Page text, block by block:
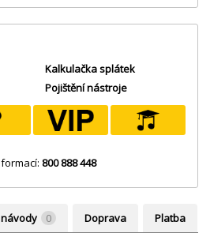
Kalkulačka splátek
Pojištění nástroje
800 888 448
0 Doprava Platba